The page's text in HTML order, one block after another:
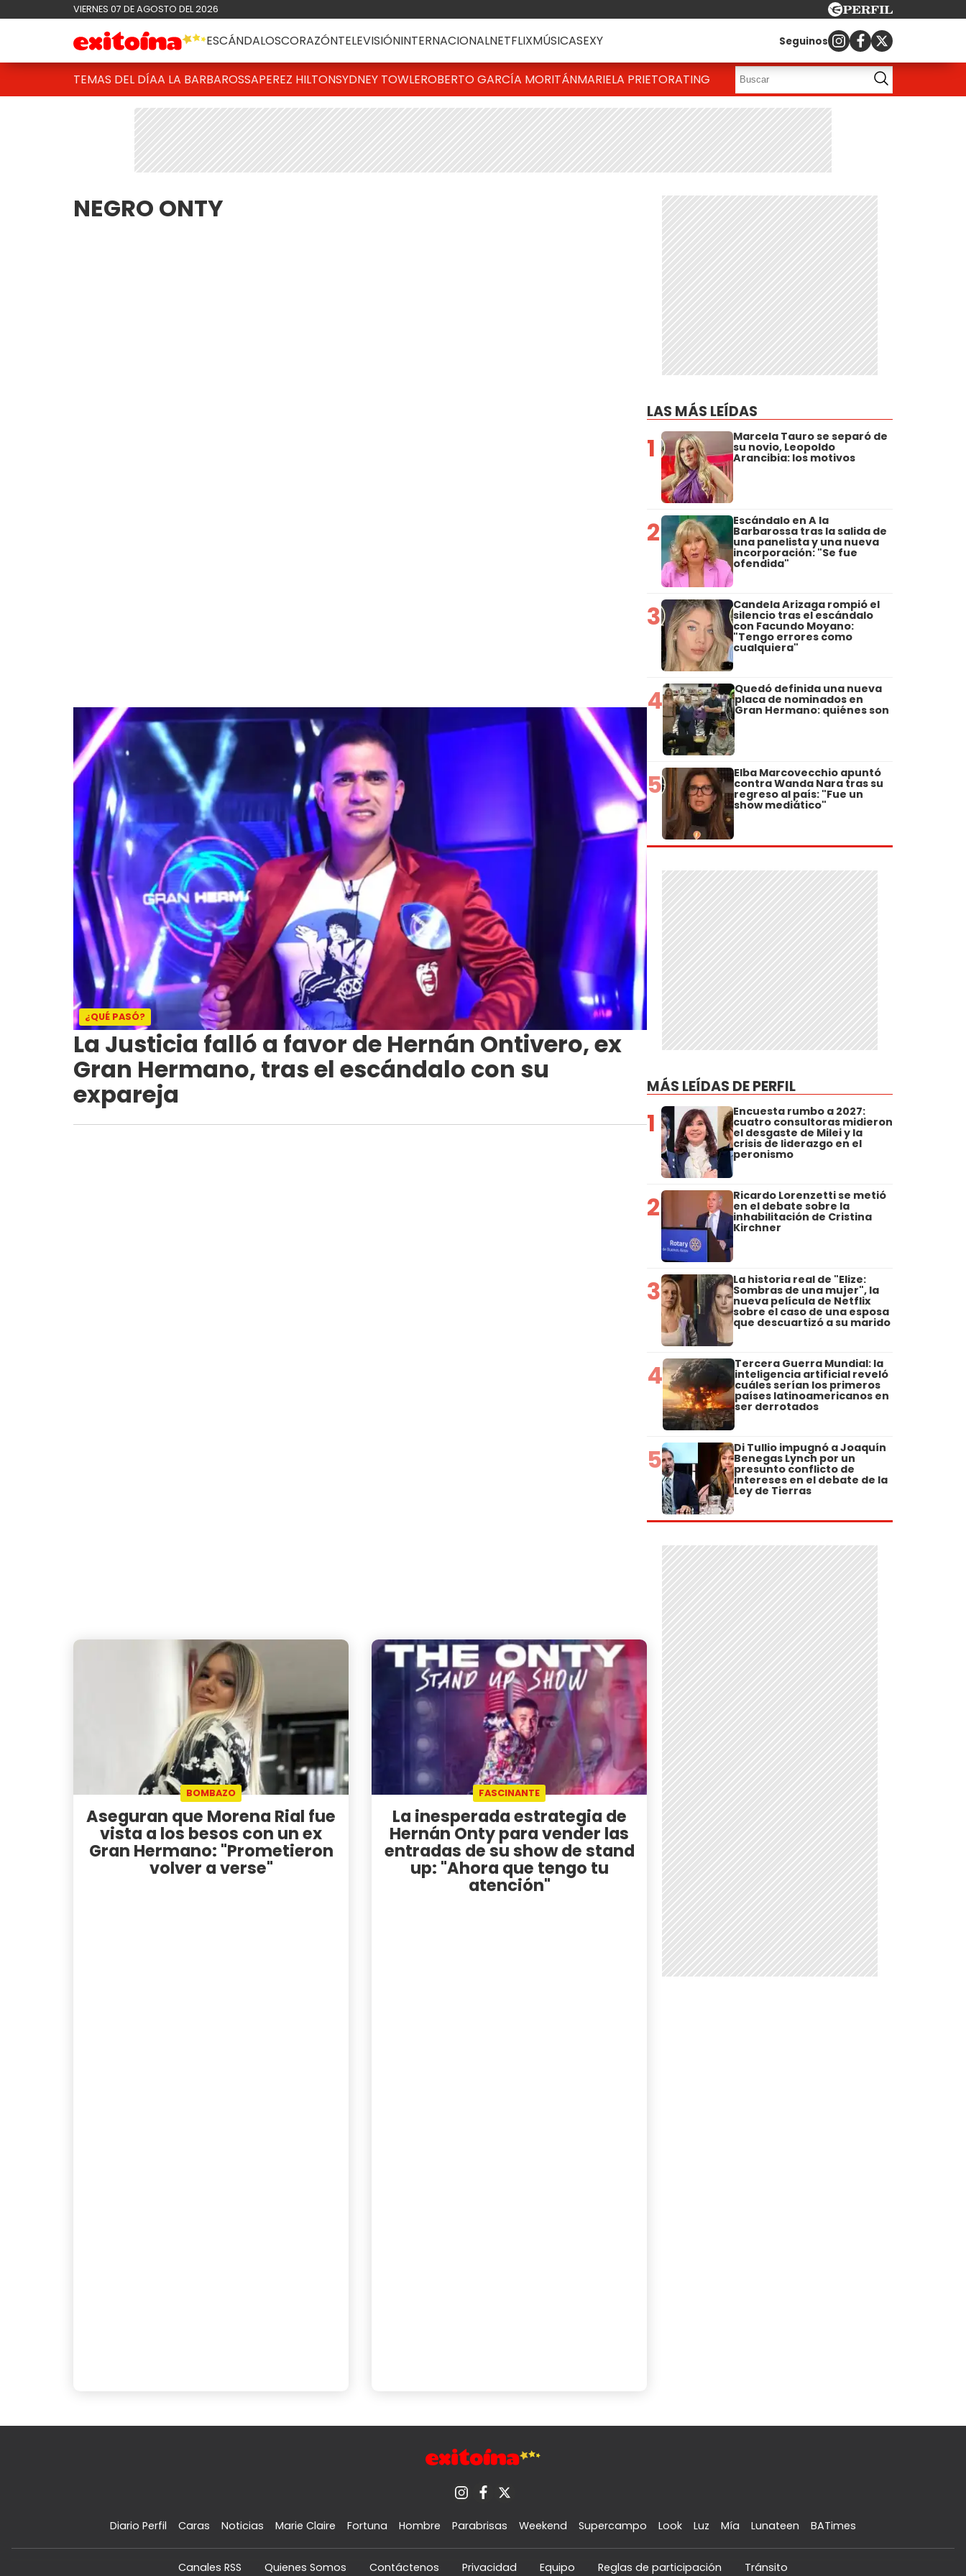
VIERNES 07 DE AGOSTO DEL 2026
ESCÁNDALOSCORAZÓNTELEVISIÓNINTERNACIONALNETFLIXMÚSICASEXY Seguinos
TEMAS DEL DÍAA LA BARBAROSSAPEREZ HILTONSYDNEY TOWLEROBERTO GARCÍA MORITÁNMARIELA PRIETORATING
NEGRO ONTY
¿QUÉ PASÓ?
La Justicia falló a favor de Hernán Ontivero, ex
Gran Hermano, tras el escándalo con su
expareja
BOMBAZO
Aseguran que Morena Rial fue
vista a los besos con un ex
Gran Hermano: "Prometieron
volver a verse"
FASCINANTE
La inesperada estrategia de
Hernán Onty para vender las
entradas de su show de stand
up: "Ahora que tengo tu
atención"
LAS MÁS LEÍDAS
1 Marcela Tauro se separó de
su novio, Leopoldo
Arancibia: los motivos
2 Escándalo en A la
Barbarossa tras la salida de
una panelista y una nueva
incorporación: "Se fue
ofendida"
3 Candela Arizaga rompió el
silencio tras el escándalo
con Facundo Moyano:
"Tengo errores como
cualquiera"
4 Quedó definida una nueva
placa de nominados en
Gran Hermano: quiénes son
5 Elba Marcovecchio apuntó
contra Wanda Nara tras su
regreso al país: "Fue un
show mediático"
MÁS LEÍDAS DE PERFIL
1 Encuesta rumbo a 2027:
cuatro consultoras midieron
el desgaste de Milei y la
crisis de liderazgo en el
peronismo
2 Ricardo Lorenzetti se metió
en el debate sobre la
inhabilitación de Cristina
Kirchner
3 La historia real de "Elize:
Sombras de una mujer", la
nueva película de Netflix
sobre el caso de una esposa
que descuartizó a su marido
4 Tercera Guerra Mundial: la
inteligencia artificial reveló
cuáles serían los primeros
países latinoamericanos en
ser derrotados
5 Di Tullio impugnó a Joaquín
Benegas Lynch por un
presunto conflicto de
intereses en el debate de la
Ley de Tierras
Diario Perfil Caras Noticias Marie Claire Fortuna Hombre Parabrisas Weekend Supercampo Look Luz Mía Lunateen BATimes
Canales RSS Quienes Somos Contáctenos Privacidad Equipo Reglas de participación Tránsito